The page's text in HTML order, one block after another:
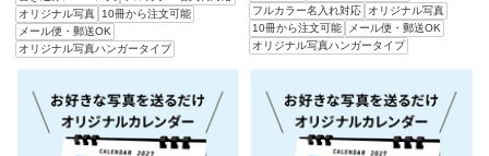
オリジナル写真
10冊から注文可能
メール便・郵送OK
オリジナル写真ハンガータイプ
フルカラー名入れ対応
オリジナル写真
10冊から注文可能
メール便・郵送OK
オリジナル写真ハンガータイプ